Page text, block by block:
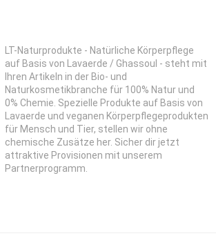
LT-Naturprodukte - Natürliche Körperpflege
auf Basis von Lavaerde / Ghassoul - steht mit
Ihren Artikeln in der Bio- und
Naturkosmetikbranche für 100% Natur und
0% Chemie. Spezielle Produkte auf Basis von
Lavaerde und veganen Körperpflegeprodukten
für Mensch und Tier, stellen wir ohne
chemische Zusätze her. Sicher dir jetzt
attraktive Provisionen mit unserem
Partnerprogramm.